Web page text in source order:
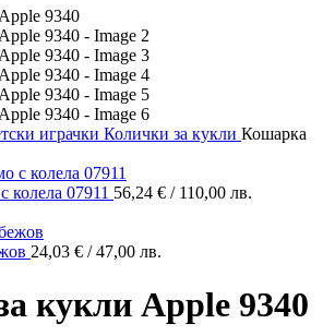
играчки Колички за кукли Кошарка
колела 07911 56,24 € / 110,00 лв.
24,03 € / 47,00 лв.
кукли Apple 9340